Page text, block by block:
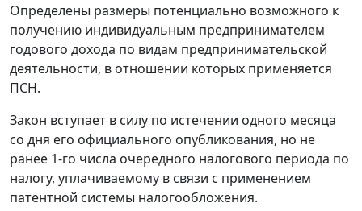
Определены размеры потенциально возможного к
получению индивидуальным предпринимателем
годового дохода по видам предпринимательской
деятельности, в отношении которых применяется
ПСН.
Закон вступает в силу по истечении одного месяца
со дня его официального опубликования, но не
ранее 1-го числа очередного налогового периода по
налогу, уплачиваемому в связи с применением
патентной системы налогообложения.